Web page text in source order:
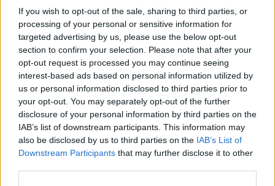
If you wish to opt-out of the sale, sharing to third parties, or
processing of your personal or sensitive information for
targeted advertising by us, please use the below opt-out
section to confirm your selection. Please note that after your
opt-out request is processed you may continue seeing
interest-based ads based on personal information utilized by
us or personal information disclosed to third parties prior to
your opt-out. You may separately opt-out of the further
disclosure of your personal information by third parties on the
IAB’s list of downstream participants. This information may
also be disclosed by us to third parties on the IAB’s List of
Downstream Participants that may further disclose it to other
συνεργασία όλων των εξαγωγικών επιχειρήσεων
και η δημιουργία συνεργατικών σχημάτων-
clusters κρίνεται επιτακτική. Παράλληλα,
απαραίτητη είναι η αντιμετώπιση των
υφιστάμενων προβλημάτων και η ανάπτυξη
κινήτρων που θα δώσουν ώθηση στο εξαγωγικό
επιχειρείν. Οι εξωστρεφείς επιχειρήσεις πρέπει να
αξιοποιήσουν τα ανταγωνιστικά τους
πλεονεκτήματα, βοηθώντας την ελληνική
οικονομία να ανακάμψει.»
Ο Πρόεδρος του Συνδέσμου Εξαγωγέων Κρήτης